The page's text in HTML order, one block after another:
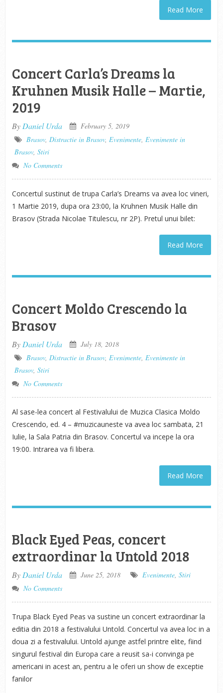
Read More
Concert Carla’s Dreams la
Kruhnen Musik Halle – Martie,
2019
By Daniel Urda
February 5, 2019
Brasov, Distractie in Brasov, Evenimente, Evenimente in
Brasov, Stiri
No Comments
Concertul sustinut de trupa Carla’s Dreams va avea loc vineri,
1 Martie 2019, dupa ora 23:00, la Kruhnen Musik Halle din
Brasov (Strada Nicolae Titulescu, nr 2P). Pretul unui bilet:
Read More
Concert Moldo Crescendo la
Brasov
By Daniel Urda
July 18, 2018
Brasov, Distractie in Brasov, Evenimente, Evenimente in
Brasov, Stiri
No Comments
Al sase-lea concert al Festivalului de Muzica Clasica Moldo
Crescendo, ed. 4 – #muzicauneste va avea loc sambata, 21
Iulie, la Sala Patria din Brasov. Concertul va incepe la ora
19:00. Intrarea va fi libera.
Read More
Black Eyed Peas, concert
extraordinar la Untold 2018
By Daniel Urda June 25, 2018 Evenimente, Stiri
No Comments
Trupa Black Eyed Peas va sustine un concert extraordinar la
editia din 2018 a festivalului Untold. Concertul va avea loc in a
doua zi a festivalului. Untold ajunge astfel printre elite, fiind
singurul festival din Europa care a reusit sa-i convinga pe
americani in acest an, pentru a le oferi un show de exceptie
fanilor